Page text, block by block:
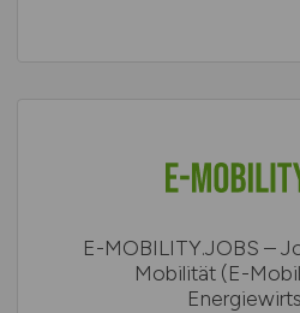
E-MOBILITY.JOBS –
Mobilität (E-